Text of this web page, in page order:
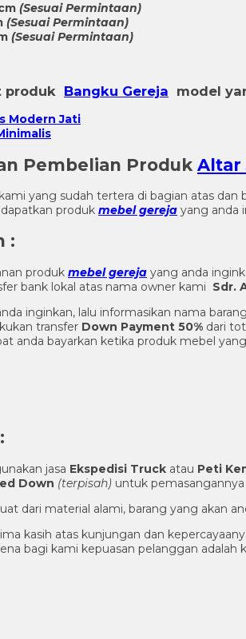
(Sesuai Permintaan)
(Sesuai Permintaan)
(Sesuai Permintaan)
produk Bangku Gereja model
Modern Jati
Pembelian Produk Altar
yang sudah tertera di bagian atas
produk mebel gereja yang anda
:
produk mebel gereja yang anda
bank lokal atas nama owner kami Sdr.
inginkan, lalu informasikan nama
transfer Down Payment 50% dari
anda bayarkan ketika produk mebel
jasa Ekspedisi Truck atau Peti
Down (terpisah) untuk
dari material alami, barang yang akan
kasih atas kunjungan dan
bagi kami kepuasan pelanggan